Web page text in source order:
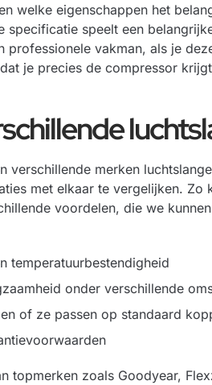
welke eigenschappen het
specificatie speelt een
professionele vakman, als je
je precies de compressor
verschillende merken
met elkaar te vergelijken.
voordelen, die we
temperatuurbestendigheid
onder verschillende
of ze passen op standaard
topmerken zoals Goodyear,